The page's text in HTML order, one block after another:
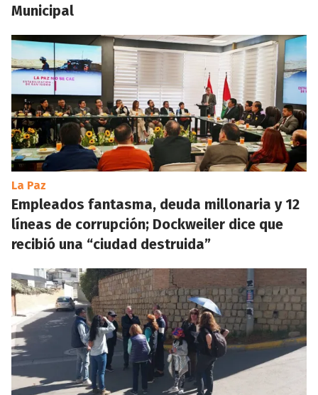
Municipal
La Paz
Empleados fantasma, deuda millonaria y 12
líneas de corrupción; Dockweiler dice que
recibió una “ciudad destruida”